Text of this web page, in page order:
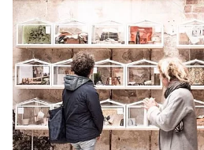
label
agenda
over